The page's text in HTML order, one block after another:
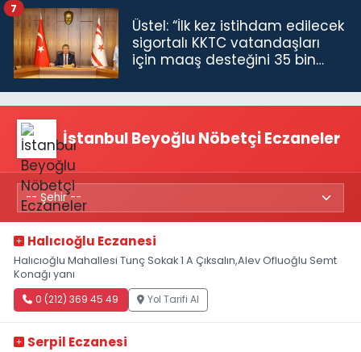
Üstel: “İlk kez istihdam edilecek
sigortalı KKTC vatandaşları
için maaş desteğini 35 bin
7
İstanbul Beyoğlu Nöbetçi Eczaneler
Halıcıoğlu Eczanesi
Halıcıoğlu Mahallesi Tunç Sokak 1 A Çıksalın,Alev Ofluoğlu Semt
Konağı yanı
0 (212) 369 45 49 Yol Tarifi Al
Serpil Eczanesi